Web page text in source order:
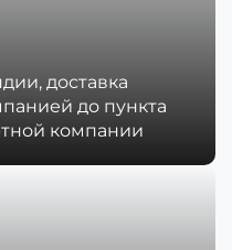
доставка
до пункта
компании